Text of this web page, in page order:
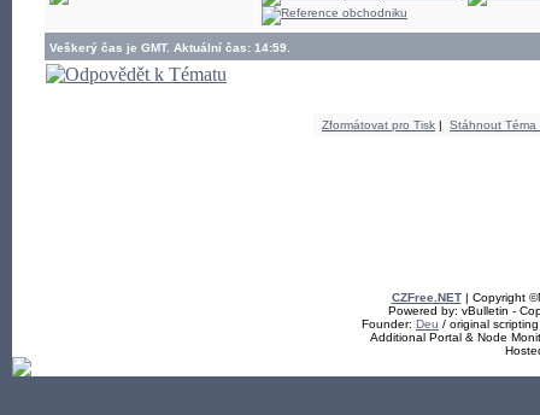
Veškerý čas je GMT. Aktuální čas: 14:59.
Zformátovat pro Tisk | Stáhnout Téma
CZFree.NET| Copyright
Powered by: vBulletin -
Founder: Deu / original
Additional Portal & Node